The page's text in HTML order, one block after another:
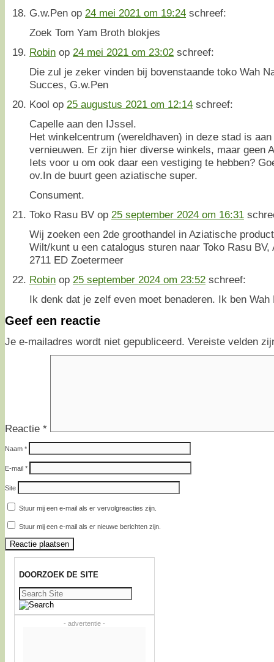
G.w.Pen op 24 mei 2021 om 19:24 schreef:
Zoek Tom Yam Broth blokjes
Robin op 24 mei 2021 om 23:02 schreef:
Die zul je zeker vinden bij bovenstaande toko Wah
Succes, G.w.Pen
Kool op 25 augustus 2021 om 12:14 schreef:
Capelle aan den IJssel.
Het winkelcentrum (wereldhaven) in deze stad is
vernieuwen. Er zijn hier diverse winkels, maar geen
Iets voor u om ook daar een vestiging te hebben?
ov.In de buurt geen aziatische super.
Consument.
Toko Rasu BV op 25 september 2024 om 16:31
Wij zoeken een 2de groothandel in Aziatische
Wilt/kunt u een catalogus sturen naar Toko Rasu
2711 ED Zoetermeer
Robin op 25 september 2024 om 23:52 schreef:
Ik denk dat je zelf even moet benaderen. Ik ben
Geef een reactie
Je e-mailadres wordt niet gepubliceerd. Vereiste velden
Reactie *
Naam *
E-mail *
Site
Stuur mij een e-mail als er vervolgreacties zijn.
Stuur mij een e-mail als er nieuwe berichten zijn.
DOORZOEK DE SITE
Zoeken
naar:
- advertentie -